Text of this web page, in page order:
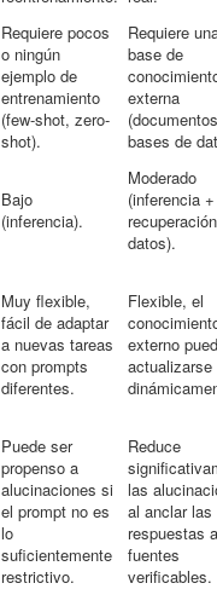
Requiere pocos
o ningún
ejemplo de
entrenamiento
(few-shot, zero-
shot).
Requiere
base de
externa
bases de
Bajo
(inferencia).
Moderado
(inferencia +
datos).
Muy flexible,
fácil de adaptar
a nuevas tareas
con prompts
diferentes.
Flexible, el
externo
actualizarse
Puede ser
propenso a
alucinaciones si
el prompt no es
lo
suficientemente
restrictivo.
Reduce
las
al anclar las
respuestas a
fuentes
verificables.